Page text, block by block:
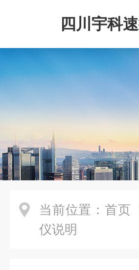
四川宇科
公司
当前位置： 首页
仪说明